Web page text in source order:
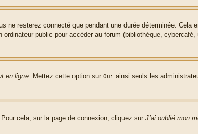
ne resterez connecté que pendant une durée déterminée. Cela
public pour accéder au forum (bibliothèque,
en ligne. Mettez cette option sur Oui ainsi seuls les
cela, sur la page de connexion, cliquez sur J’ai oublié mon